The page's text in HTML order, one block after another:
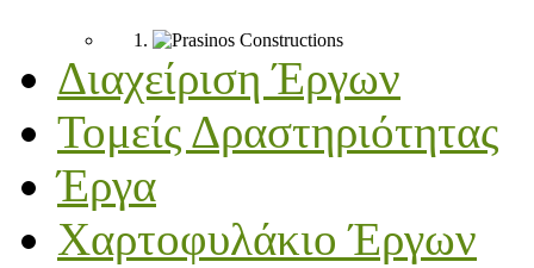
Διαχείριση Έργων
Τομείς Δραστηριότητας
Έργα
Χαρτοφυλάκιο Έργων